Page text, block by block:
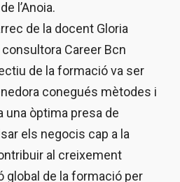
l’Anoia.
de la docent Gloria
Career Bcn
de la formació va ser
conegués mètodes i
una òptima presa de
els negocis cap a la
al creixement
global de la formació per